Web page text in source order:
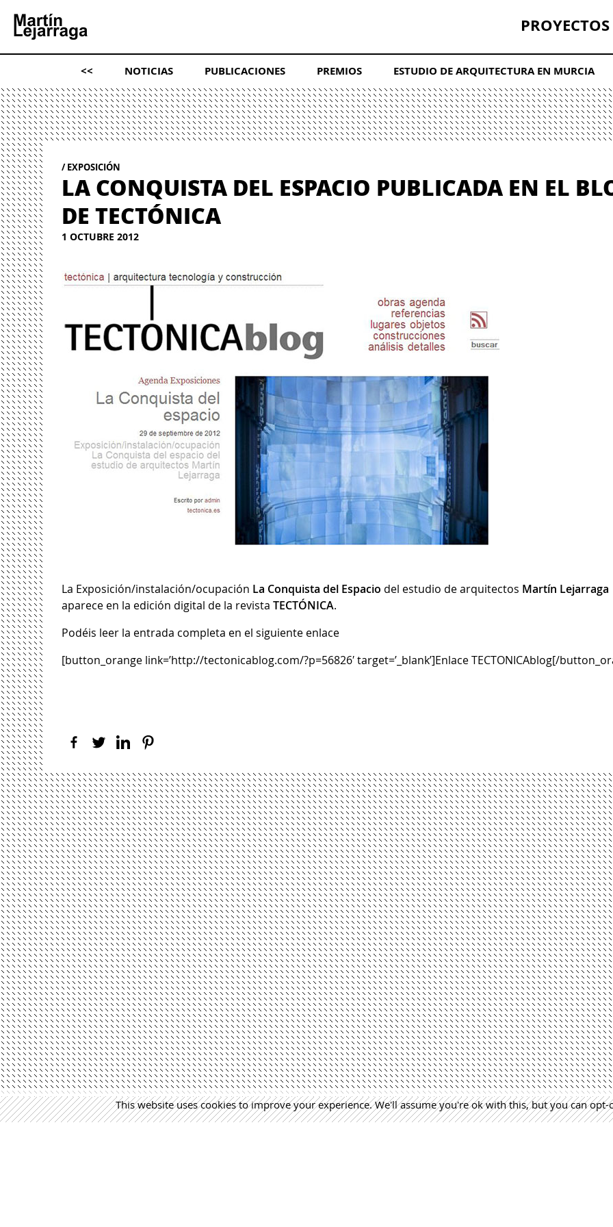
PROYECTOS
<< NOTICIAS PUBLICACIONES PREMIOS ESTUDIO DE ARQUITECTURA EN MURCIA
EXPOSICIÓN
LA CONQUISTA DEL ESPACIO PUBLICADA EN EL
DE TECTÓNICA
1 OCTUBRE 2012
La Exposición/instalación/ocupación La Conquista del Espacio del estudio de arquitectos Martín Lejarraga
aparece en la edición digital de la revistaTECTÓNICA.
Podéis leer la entrada completa en el siguiente enlace
[button_orange link=’http://tectonicablog.com/?p=56826′ target=’_blank’]Enlace TECTONICAblog[/
This website uses cookies to improve your experience. We'll assume you're ok with this, but you can